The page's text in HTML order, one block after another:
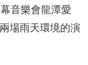
音樂會龍潭愛
場雨天環境的演